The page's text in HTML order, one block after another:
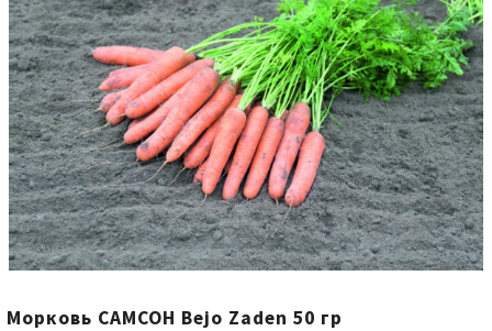
Морковь САМСОН Bejo Zaden 50 гр